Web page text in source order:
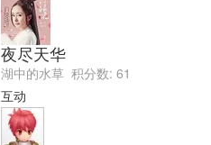
夜尽天华
湖中的水草 积分数: 61
互动